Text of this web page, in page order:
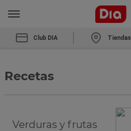
Club DIA Tiendas
Recetas
Verduras y frutas